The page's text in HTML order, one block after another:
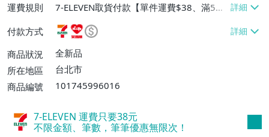
運費規則
7-ELEVEN取貨付款【單件運費$38、滿5件
或消費滿$1298免運費】、7-ELEVEN取貨
不付款【免運費】、萊爾富取貨付款【單件
運費$60、滿5件或消費滿$1298免運
費】、宅配/貨運【單件運費$120、滿5件
付款方式
商品狀況
全新品
所在地區
台北市
商品編號
101745996016
7-ELEVEN 運費只要38元
不限金額、筆數，筆筆優惠無限次！